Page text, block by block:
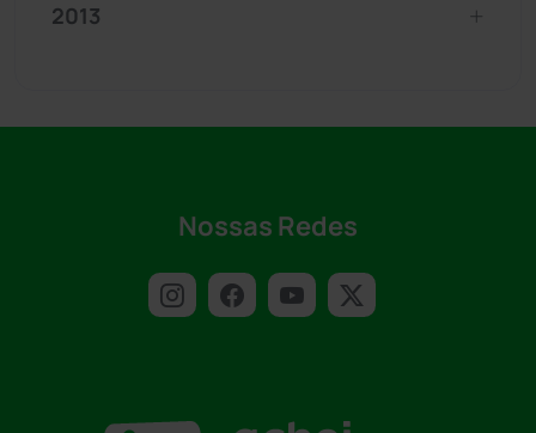
2013
Nossas Redes